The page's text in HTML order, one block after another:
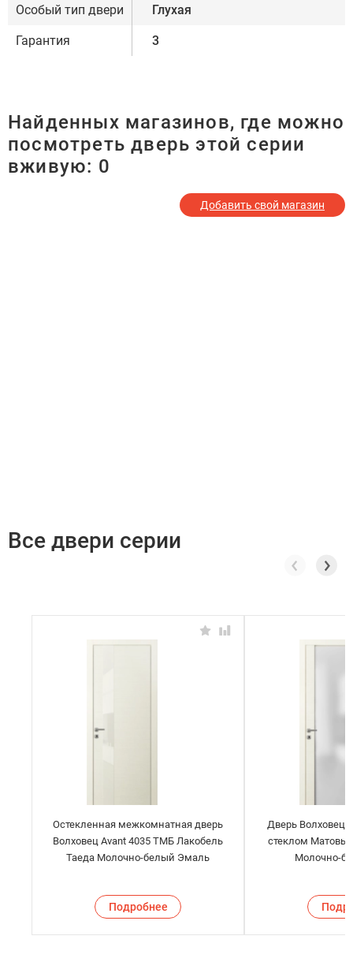
Особый тип двери Глухая
Гарантия 3
Найденных магазинов, где можно
посмотреть дверь этой серии
вживую: 0
Добавить свой магазин
Все двери серии
Остекленная межкомнатная дверь
Волховец Avant 4035 ТМБ Лакобель
Таеда Молочно-белый Эмаль
Подробнее
Дверь Волховец
стеклом
Молочно-